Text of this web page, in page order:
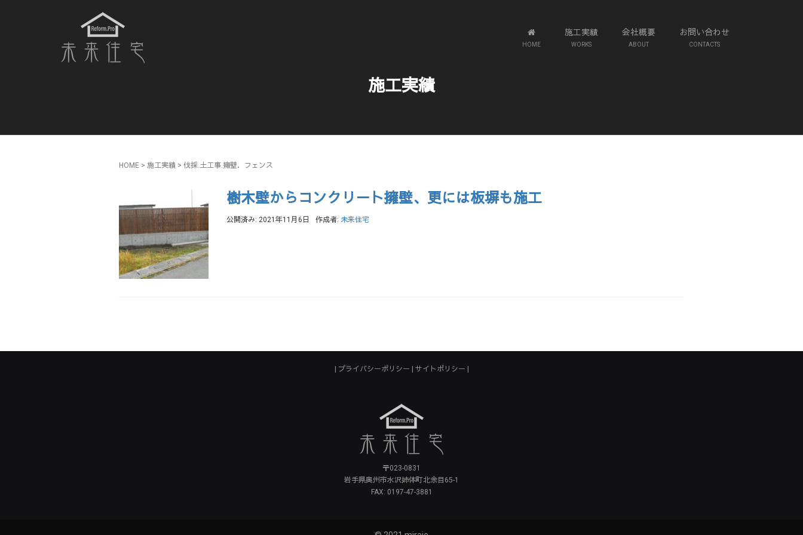
HOME
施工実績
WORKS
会社概要
ABOUT
お問い合わせ
CONTACTS
施工実績
HOME > 施工実績 >伐採.土工事.擁壁．フェンス
樹木壁からコンクリ－ト擁壁、更には板塀も施工
公開済み: 2021年11月6日 作成者: 未来住宅
プライバシーポリシー サイトポリシー
〒023-0831
岩手県奥州市水沢姉体町北余目65-1
FAX: 0197-47-3881